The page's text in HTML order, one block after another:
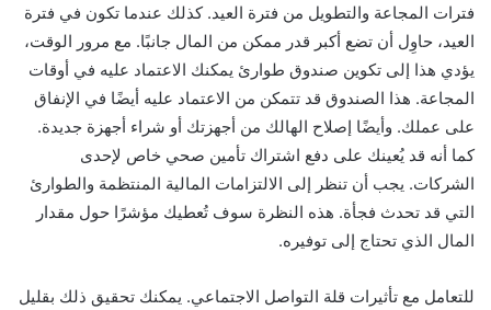
فترات المجاعة والتطويل من فترة العيد. كذلك عندما تكون في فترة
العيد، حاوِل أن تضع أكبر قدر ممكن من المال جانبًا. مع مرور الوقت،
يؤدي هذا إلى تكوين صندوق طوارئ يمكنك الاعتماد عليه في أوقات
المجاعة. هذا الصندوق قد تتمكن من الاعتماد عليه أيضًا في الإنفاق
على عملك. وأيضًا إصلاح الهالك من أجهزتك أو شراء أجهزة جديدة.
كما أنه قد يُعينك على دفع اشتراك تأمين صحي خاص لإحدى
الشركات. يجب أن تنظر إلى الالتزامات المالية المنتظمة والطوارئ
التي قد تحدث فجأة. هذه النظرة سوف تُعطيك مؤشرًا حول مقدار
المال الذي تحتاج إلى توفيره.
للتعامل مع تأثيرات قلة التواصل الاجتماعي. يمكنك تحقيق ذلك بقليل